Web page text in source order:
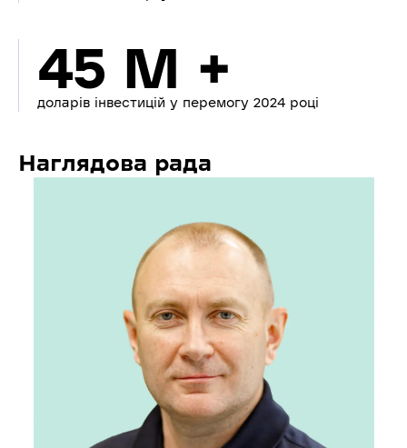
45 M +
доларів інвестицій у перемогу 2024 році
Наглядова рада